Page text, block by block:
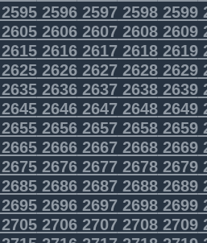
2596259725982599
2606260726082609
2616261726182619
2626262726282629
2636263726382639
2646264726482649
2656265726582659
2666266726682669
2676267726782679
2686268726882689
2696269726982699
2706270727082709